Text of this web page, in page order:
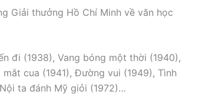
Giải thưởng Hồ Chí Minh về văn học
đi (1938), Vang bóng một thời (1940),
cua (1941), Đường vui (1949), Tình
ta đánh Mỹ giỏi (1972)…